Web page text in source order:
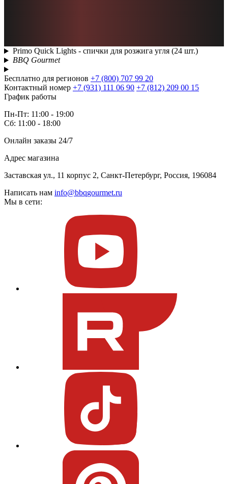
Primo Quick Lights - спички для розжига угля (24 шт.)
BBQ Gourmet
Бесплатно для регионов +7 (800) 707 99 20
Контактный номер +7 (931) 111 06 90 +7 (812) 209 00 15
График работы
Пн-Пт: 11:00 - 19:00
Сб: 11:00 - 18:00
Онлайн заказы 24/7
Адрес магазина
Заставская ул., 11 корпус 2, Санкт-Петербург, Россия, 196084
Написать нам info@bbqgourmet.ru
Мы в сети: